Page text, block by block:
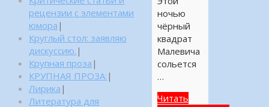
ночью
чёрный
квадрат
Малевича
сольется
…
Читать
рецензии с элементами
юмора |
Круглый стол: заявляю
дискуссию. |
Крупная проза |
КРУПНАЯ ПРОЗА: |
Лирика |
Литература для